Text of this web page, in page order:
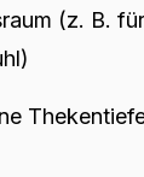
(z. B.